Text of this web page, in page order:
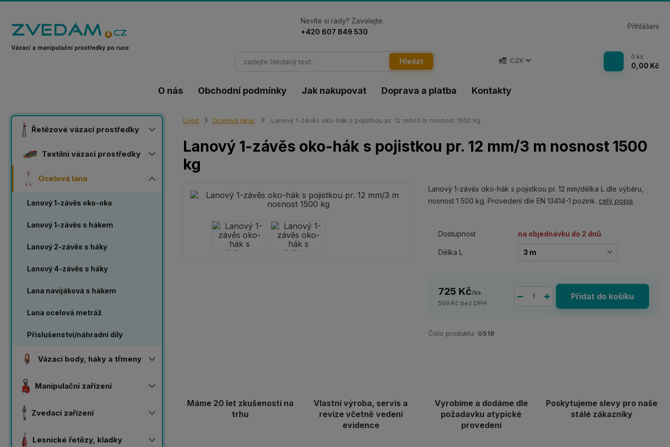
O nás Obchodní podmínky Jak nakupovat Doprava a platba Kontakty
CZK
Přihlášení
Hledat
Nevíte si rady? Zavolejte.
+420 607 849 530
0 ks
0,00 Kč
Řetězové vázací prostředky
Textilní vázací prostředky
Ocelová lana
Lanový 1-závěs oko-oko
Lanový 1-závěs s hákem
Lanový 2-závěs s háky
Lanový 4-závěs s háky
Lana navijáková s hákem
Lana ocelová metráž
Příslušenství/náhradní díly
Vázací body, háky a třmeny
Manipulační zařízení
Zvedací zařízení
Lesnické řetězy, kladky
Úvod Ocelová lana Lanový 1-závěs oko-hák s pojistkou pr. 12 mm/3 m nosnost 1500 kg
Lanový 1-závěs oko-hák s pojistkou pr. 12 mm/3 m nosnost 1500
kg
Lanový 1-závěs oko-hák s pojistkou pr. 12 mm/délka L dle výběru,
nosnost 1 500 kg. Provedení dle EN 13414-1 pozink. celý popis
Dostupnost na objednávku do 2 dnů
Délka L
725 Kč/ks
599 Kč bez DPH
Přidat do košíku
Číslo produktu: 0518
Máme 20 let zkušeností na
trhu
Vlastní výroba, servis a
revize včetně vedení
evidence
Vyrobíme a dodáme dle
požadavku atypické
provedení
Poskytujeme slevy pro naše
stálé zákazníky